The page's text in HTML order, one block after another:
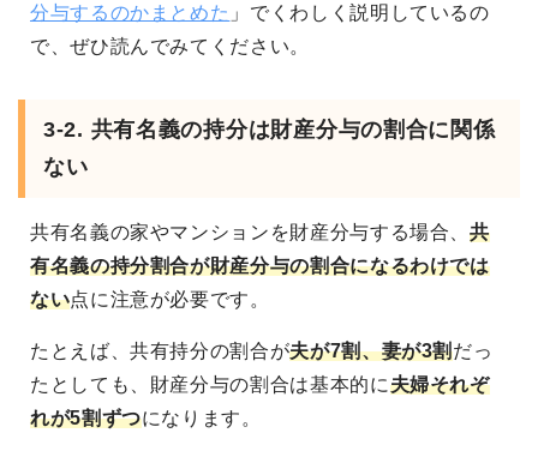
分与するのかまとめた 」でくわしく説明しているの
で、ぜひ読んでみてください。
3-2. 共有名義の持分は財産分与の割合に関係
ない
共有名義の家やマンションを財産分与する場合、共
有名義の持分割合が財産分与の割合になるわけでは
ない点に注意が必要です。
たとえば、共有持分の割合が夫が7割、妻が3割だっ
たとしても、財産分与の割合は基本的に夫婦それぞ
れが5割ずつになります。